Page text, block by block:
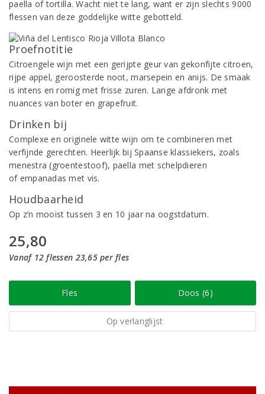
paella of tortilla. Wacht niet te lang, want er zijn slechts 9000
flessen van deze goddelijke witte gebotteld.
Proefnotitie
Citroengele wijn met een gerijpte geur van gekonfijte citroen,
rijpe appel, geroosterde noot, marsepein en anijs. De smaak
is intens en romig met frisse zuren. Lange afdronk met
nuances van boter en grapefruit.
Drinken bij
Complexe en originele witte wijn om te combineren met
verfijnde gerechten. Heerlijk bij Spaanse klassiekers, zoals
menestra (groentestoof), paella met schelpdieren
of empanadas met vis.
Houdbaarheid
Op z’n mooist tussen 3 en 10 jaar na oogstdatum.
25,80
Vanaf 12 flessen 23,65 per fles
Fles Doos (6)
Op verlanglijst